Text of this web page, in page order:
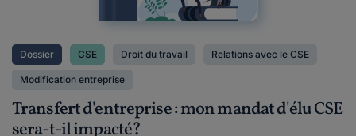
Dossier CSE Droit du travail Relations avec le CSE
Modification entreprise
Transfert d'entreprise : mon mandat d'élu CSE
sera-t-il impacté?